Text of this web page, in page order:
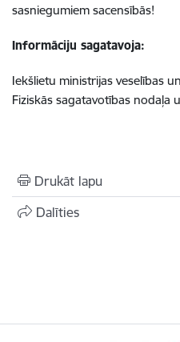
sasniegumiem sacensībās!
Informāciju sagatavoja:
Iekšlietu ministrijas veselības
Fiziskās sagatavotības nodaļa
Drukāt lapu
Dalīties